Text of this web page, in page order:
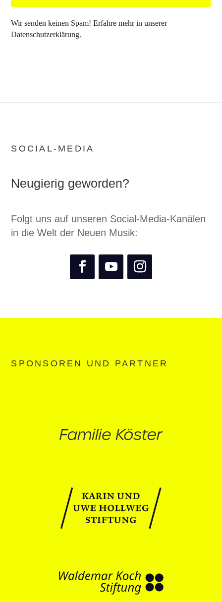
Wir senden keinen Spam! Erfahre mehr in unserer
Datenschutzerklärung.
SOCIAL-MEDIA
Neugierig geworden?
Folgt uns auf unseren Social-Media-Kanälen
in die Welt der Neuen Musik:
SPONSOREN UND PARTNER